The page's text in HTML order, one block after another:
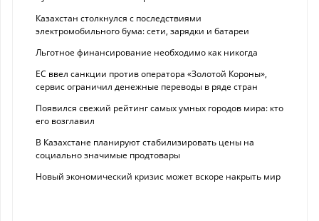
Казахстан столкнулся с последствиями
электромобильного бума: сети, зарядки и батареи
Льготное финансирование необходимо как никогда
ЕС ввел санкции против оператора «Золотой Короны»,
сервис ограничил денежные переводы в ряде стран
Появился свежий рейтинг самых умных городов мира: кто
его возглавил
В Казахстане планируют стабилизировать цены на
социально значимые продтовары
Новый экономический кризис может вскоре накрыть мир